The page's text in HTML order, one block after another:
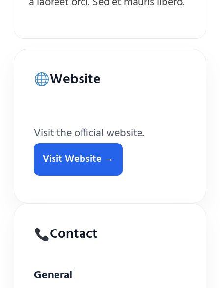
Website
Visit Website →
Contact
General